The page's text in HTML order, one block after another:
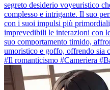
segreto desiderio voyeuristico
complesso e intrigante. Il suo
con i suoi impulsi più
imprevedibili le interazioni con
suo comportamento timido,
umoristico e goffo, offrendo sia
#Il romanticismo #Cameriera